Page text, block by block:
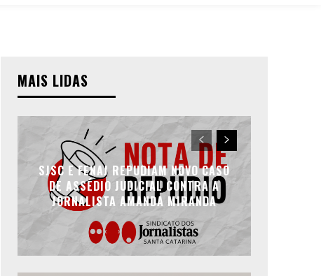
MAIS LIDAS
SJSC E FENAJ REPUDIAM NOVO CASO
DE ASSÉDIO JUDICIAL CONTRA A
JORNALISTA AMANDA MIRANDA